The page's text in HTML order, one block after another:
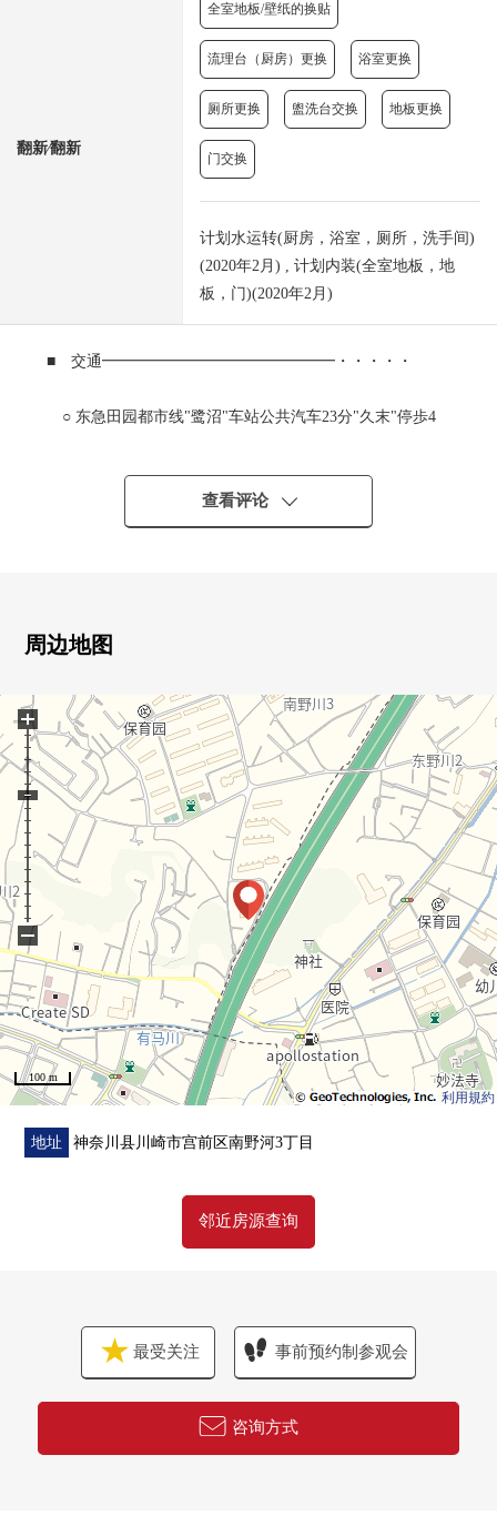
翻新⁄翻新
全室地板/壁纸的换贴
流理台（厨房）更换 浴室更换
厕所更换 盥洗台交换 地板更换
门交换
计划水运转(厨房，浴室，厕所，洗手间)
(2020年2月) , 计划内装(全室地板，地
板，门)(2020年2月)
■ 交通━━━━━━━━━━━━━━━・・・・・
○ 东急田园都市线"鹭沼"车站公共汽车23分"久末"停歩4
○ 东急东横线"武藏小杉"车站公共汽车38分"久末"停歩4
○ 风景关于7楼最上階、边角房良好
○ 三井不动产株式会社开发并分售
○ 82户总户数的地方自治团体
○ 可饲养宠物（有规定）※到狗、合计2只猫
○ 在用地里，孩子放心，能被闲置的比赛组
○ 无高低差别的FLAT层设计
○ 在各居室存储空间有
○ 保护舒适的生活的防盗门的
○ 附带来客时放心的电视监视器的内部对讲机
○ 因为有智能快递柜所以在整个外出里可以行李的领取
○ 一星期6日的通勤管理体制
■ 翻新内容(2020年2月完
成)━━━━━━━━━━━━・・・・・
○ 厨房交换
○ 浴室交换(从属于浴室暖气机)
○ 盥洗台交换
查看评论
周边地图
利用規約
100 m
+
−
地址 神奈川县川崎市宫前区南野河3丁目
邻近房源查询
最受关注 事前预约制参观会
咨询方式